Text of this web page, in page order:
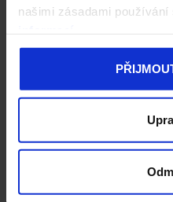
našimi zásadami používání